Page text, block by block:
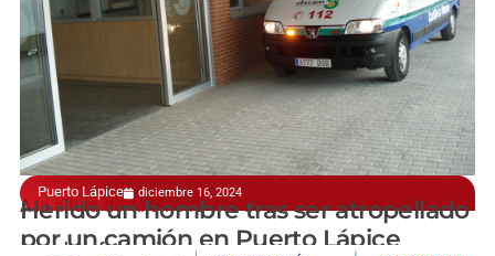
Puerto Lápice diciembre 16, 2024
A la altura del kilómetro 140 de la A-4
Herido un hombre tras ser atropellado
por un camión en Puerto Lápice
manchainformacion.com